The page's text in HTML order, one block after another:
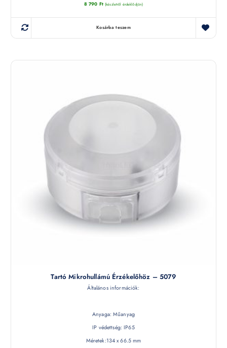
8 790 Ft (készletről érdeklődjön)
Kosárba teszem
Tartó Mikrohullámú Érzékelőhöz – 5079
Általános információk:
Anyaga: Műanyag
IP védettség: IP65
Méretek:134 x 66.5 mm